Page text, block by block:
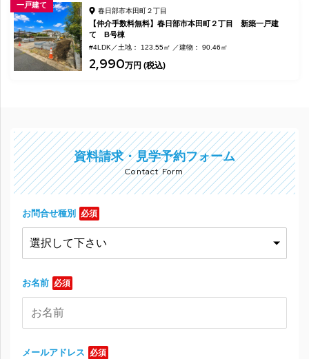
一戸建て
春日部市本田町２丁目
【仲介手数料無料】春日部市本田町２丁目 新築一戸建
て B号棟
#4LDK 土地： 123.55㎡ 建物： 90.46㎡
2,990万円 (税込)
資料請求・見学予約フォーム
Contact Form
お問合せ種別 必須
お名前 必須
メールアドレス 必須